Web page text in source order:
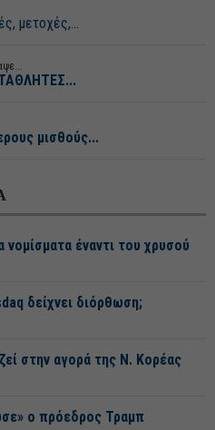
μετοχές,...
μισθούς...
έναντι του χρυσού
δείχνει διόρθωση;
στην αγορά της Ν. Κορέας
ο πρόεδρος Τραμπ